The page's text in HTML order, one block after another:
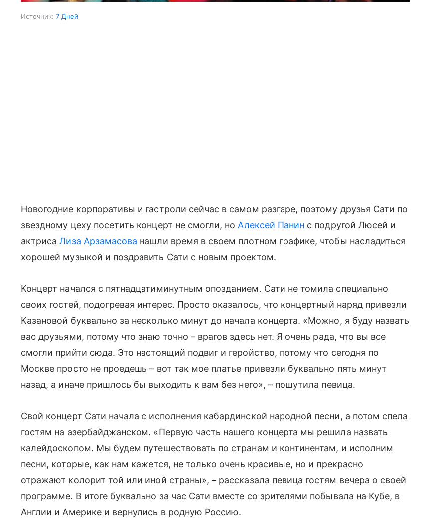
Источник: 7 Дней
Новогодние корпоративы и гастроли сейчас в самом разгаре, поэтому друзья Сати по
звездному цеху посетить концерт не смогли, но Алексей Панин с подругой Люсей и
актрисаЛиза Арзамасова нашли время в своем плотном графике, чтобы насладиться
хорошей музыкой и поздравить Сати с новым проектом.
Концерт начался с пятнадцатиминутным опозданием. Сати не томила специально
своих гостей, подогревая интерес. Просто оказалось, что концертный наряд привезли
Казановой буквально за несколько минут до начала концерта. «Можно, я буду назвать
вас друзьями, потому что знаю точно – врагов здесь нет. Я очень рада, что вы все
смогли прийти сюда. Это настоящий подвиг и геройство, потому что сегодня по
Москве просто не проедешь – вот так мое платье привезли буквально пять минут
назад, а иначе пришлось бы выходить к вам без него», – пошутила певица.
Свой концерт Сати начала с исполнения кабардинской народной песни, а потом спела
гостям на азербайджанском. «Первую часть нашего концерта мы решила назвать
калейдоскопом. Мы будем путешествовать по странам и континентам, и исполним
песни, которые, как нам кажется, не только очень красивые, но и прекрасно
отражают колорит той или иной страны», – рассказала певица гостям вечера о своей
программе. В итоге буквально за час Сати вместе со зрителями побывала на Кубе, в
Англии и Америке и вернулись в родную Россию.